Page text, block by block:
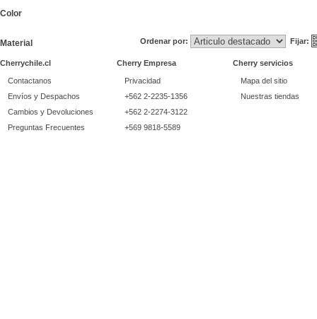
Color
Material Ordenar por: Fijar:
Cherrychile.cl
Contactanos
Envíos y Despachos
Cambios y Devoluciones
Preguntas Frecuentes
Cherry Empresa
Privacidad
+562 2-2235-1356
+562 2-2274-3122
+569 9818-5589
Cherry servicios
Mapa del sitio
Nuestras tiendas